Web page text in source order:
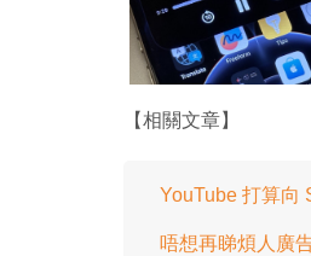
【相關文章】
YouTube 打算向
唔想再睇煩人廣